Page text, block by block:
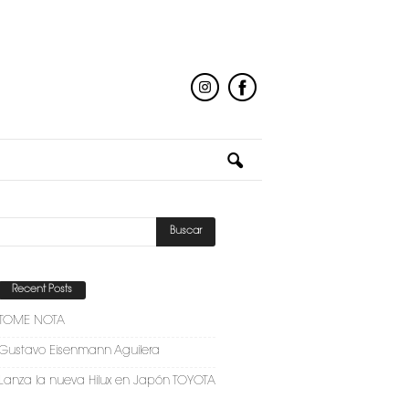
Recent Posts
TOME NOTA
Eisenmann Aguilera
Lanza la nueva Hilux en Japón TOYOTA